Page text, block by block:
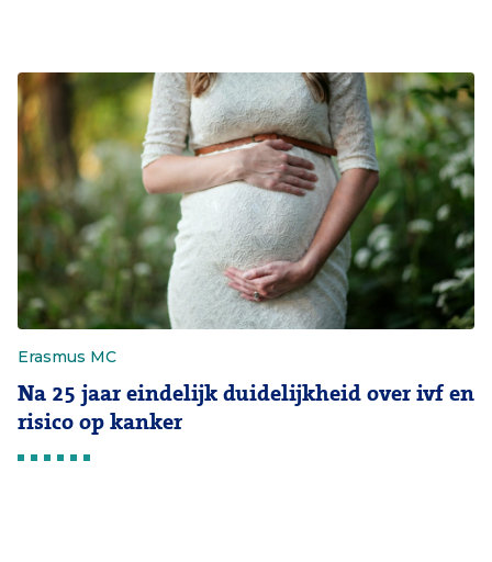
Erasmus MC
Na 25 jaar eindelijk duidelijkheid over ivf en
risico op kanker